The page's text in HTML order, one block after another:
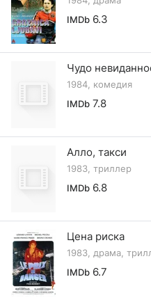
IMDb 6.3
Чудо
1984, комедия
IMDb 7.8
Алло, такси
1983, триллер
IMDb 6.8
Цена риска
1983, драма,
IMDb 6.7